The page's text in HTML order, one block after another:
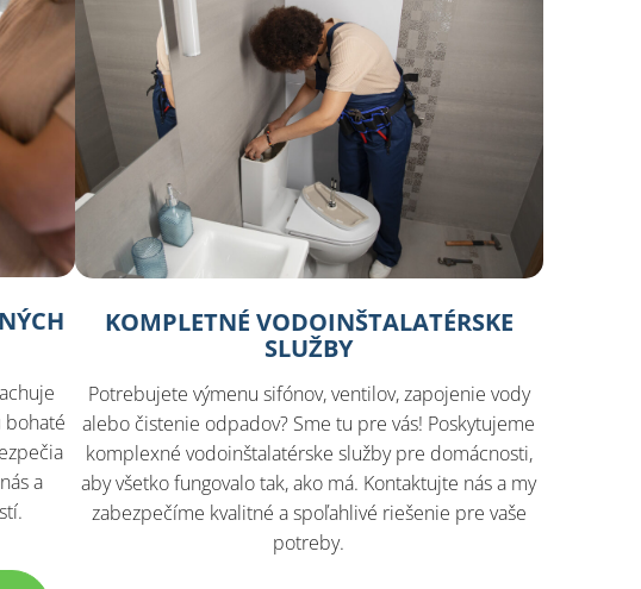
bohaté
a
KOMPLETNÉ VODOINŠTALATÉRSKE
SLUŽBY
Potrebujete výmenu sifónov, ventilov, zapojenie vody
alebo čistenie odpadov? Sme tu pre vás! Poskytujeme
komplexné vodoinštalatérske služby pre domácnosti,
aby všetko fungovalo tak, ako má. Kontaktujte nás a my
zabezpečíme kvalitné a spoľahlivé riešenie pre vaše
potreby.